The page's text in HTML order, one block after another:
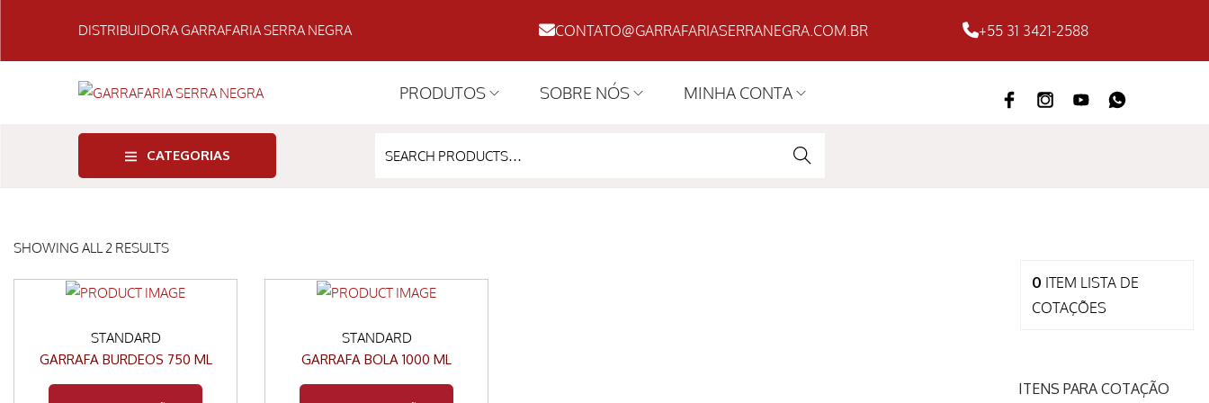
DISTRIBUIDORA GARRAFARIA SERRA NEGRA CONTATO@GARRAFARIASERRANEGRA.COM.BR +55 31 3421-2588
PRODUTOS SOBRE NÓS MINHA CONTA
CATEGORIAS
SEARC
SHOWING ALL 2 RESULTS
STANDARD
GARRAFA BURDEOS 750 ML
STANDARD
GARRAFA BOLA 1000 ML
0 ITEM LISTA DE
COTAÇÕES
ITENS PARA COTAÇÃO